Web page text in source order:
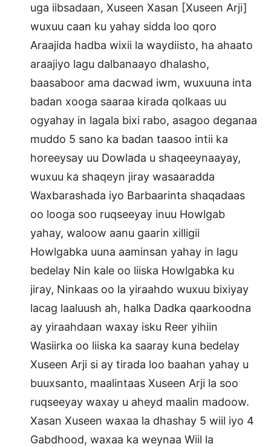
uga iibsadaan, Xuseen Xasan [Xuseen Arji]
wuxuu caan ku yahay sidda loo qoro
Araajida hadba wixii la waydiisto, ha ahaato
araajiyo lagu dalbanaayo dhalasho,
baasaboor ama dacwad iwm, wuxuuna inta
badan xooga saaraa kirada qolkaas uu
ogyahay in lagala bixi rabo, asagoo deganaa
muddo 5 sano ka badan taasoo intii ka
horeeysay uu Dowlada u shaqeeynaayay,
wuxuu ka shaqeyn jiray wasaaradda
Waxbarashada iyo Barbaarinta shaqadaas
oo looga soo ruqseeyay inuu Howlgab
yahay, waloow aanu gaarin xilligii
Howlgabka uuna aaminsan yahay in lagu
bedelay Nin kale oo liiska Howlgabka ku
jiray, Ninkaas oo la yiraahdo wuxuu bixiyay
lacag laaluush ah, halka Dadka qaarkoodna
ay yiraahdaan waxay isku Reer yihiin
Wasiirka oo liiska ka saaray kuna bedelay
Xuseen Arji si ay tirada loo baahan yahay u
buuxsanto, maalintaas Xuseen Arji la soo
ruqseeyay waxay u aheyd maalin madoow.
Xasan Xuseen waxaa la dhashay 5 wiil iyo 4
Gabdhood, waxaa ka weynaa Wiil la